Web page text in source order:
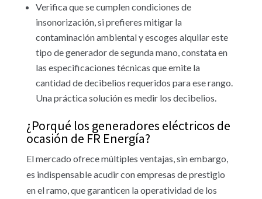
Verifica que se cumplen condiciones de
insonorización, si prefieres mitigar la
contaminación ambiental y escoges alquilar este
tipo de generador de segunda mano, constata en
las especificaciones técnicas que emite la
cantidad de decibelios requeridos para ese rango.
Una práctica solución es medir los decibelios.
¿Porqué los generadores eléctricos de
ocasión de FR Energía?
El mercado ofrece múltiples ventajas, sin embargo,
es indispensable acudir con empresas de prestigio
en el ramo, que garanticen la operatividad de los